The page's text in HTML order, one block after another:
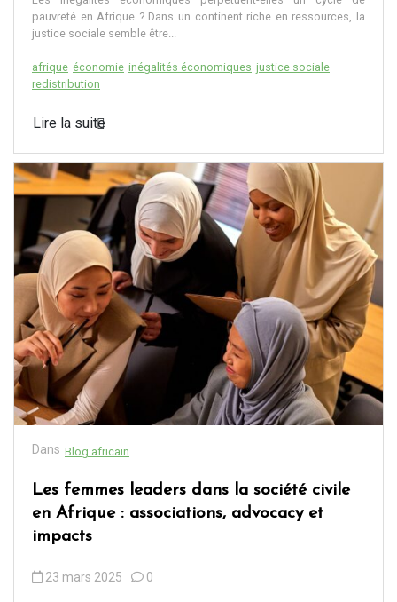
pauvreté en Afrique ? Dans un continent riche en ressources, la
justice sociale semble être...
afrique économie inégalités économiques justice sociale
redistribution
Lire la suite
Dans Blog africain
Les femmes leaders dans la société civile
en Afrique : associations, advocacy et
impacts
23 mars 2025 0